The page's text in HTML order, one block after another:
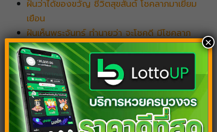
ฝันว่าได้ของขวัญ ชีวิตสุขสันต์ โชคลาภมาเยี่ยม
เยือน
ฝันเห็นพระจันทร์ ทำนายว่า จะโชคดี มีโชคลาภ
ฝันว่าเลิกกับแฟน จิตวิทยา และคำทำนายฝันเลขเด็ด
ทำนายฝัน ฝันเห็นงูเข้าบ้าน เตรียมรับโชคลาภได้เลย!
ฝันเห็นงูเลื้อยมาหา แปลว่าอะไร เลขเด็ดทำนายฝัน
งวดนี้!
×